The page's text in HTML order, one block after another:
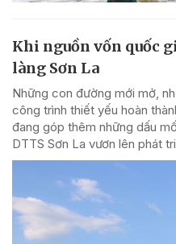
Khi nguồn vốn quốc
làng Sơn La
Những con đường mới mở,
công trình thiết yếu hoàn
đang góp thêm những dấu
DTTS Sơn La vươn lên phát